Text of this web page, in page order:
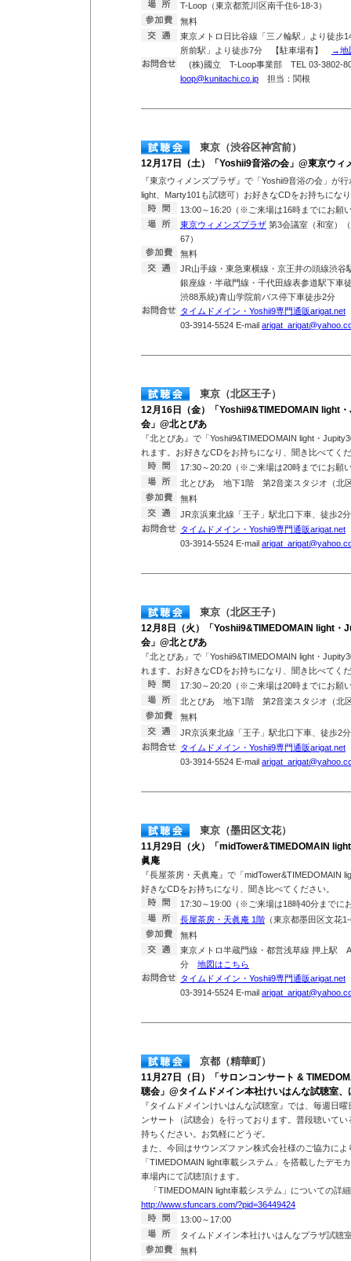
T-Loop（東京都荒川区南千住6-18-3）
無料
東京メトロ日比谷線「三ノ輪駅」より徒歩
所前駅」より徒歩7分 【駐車場有】
→地
(株)國立 T-Loop事業部 TEL 03-3802-
loop@kunitachi.co.jp 担当：関根
東京（渋谷区神宮前）
12月17日（土）「Yoshii9音浴の会」@東京ウィ
『東京ウィメンズプラザ』で「Yoshii9音浴の会」が
light、Marty101も試聴可）お好きなCDをお持ちにな
13:00～16:20（※ご来場は16時までにお願
東京ウィメンズプラザ 第3会議室（和室）
67）
無料
JR山手線・東急東横線・京王井の頭線渋谷
銀座線・半蔵門線・千代田線表参道駅下車
渋88系統)青山学院前バス停下車徒歩2分
タイムドメイン・Yoshii9専門通販arigat.net
03-3914-5524 E-mail
東京（北区王子）
12月16日（金）「Yoshii9&TIMEDOMAIN light
会」@北とぴあ
『北とぴあ』で「Yoshii9&TIMEDOMAIN light・
れます。お好きなCDをお持ちになり、聞き比べてく
17:30～20:20（※ご来場は20時までにお願
北とぴあ 地下1階 第2音楽スタジオ（北
無料
JR京浜東北線「王子」駅北口下車、徒歩
タイムドメイン・Yoshii9専門通販arigat.net
03-3914-5524 E-mail
東京（北区王子）
12月8日（火）「Yoshii9&TIMEDOMAIN light
会」@北とぴあ
『北とぴあ』で「Yoshii9&TIMEDOMAIN light・
れます。お好きなCDをお持ちになり、聞き比べてく
17:30～20:20（※ご来場は20時までにお願
北とぴあ 地下1階 第2音楽スタジオ（北
無料
JR京浜東北線「王子」駅北口下車、徒歩
タイムドメイン・Yoshii9専門通販arigat.net
03-3914-5524 E-mail
東京（墨田区文花）
11月29日（火）「midTower&TIMEDOMAIN
眞庵
『長屋茶房・天眞庵』で「midTower&TIMEDOMAIN
好きなCDをお持ちになり、聞き比べてください。
17:30～19:00（※ご来場は18時40分までに
長屋茶房・天眞庵 1階 （東京都墨田区文花
無料
東京メトロ半蔵門線・都営浅草線 押上駅
分 地図はこちら
タイムドメイン・Yoshii9専門通販arigat.net
03-3914-5524 E-mail
京都（精華町）
11月27日（日）「サロンコンサート &
聴会」@タイムドメイン本社けいはんな試聴室
『タイムドメインけいはんな試聴室』では、毎週日
ンサート（試聴会）を行っております。普段聴いて
持ちください。お気軽にどうぞ。
また、今回はサウンズファン株式会社様のご協力に
「TIMEDOMAIN light車載システム」を搭載したデモ
車場内にて試聴頂けます。
「TIMEDOMAIN light車載システム」についての詳
http://www.sfuncars.com/?pid=36449424
13:00～17:00
タイムドメイン本社けいはんなプラザ試聴
無料